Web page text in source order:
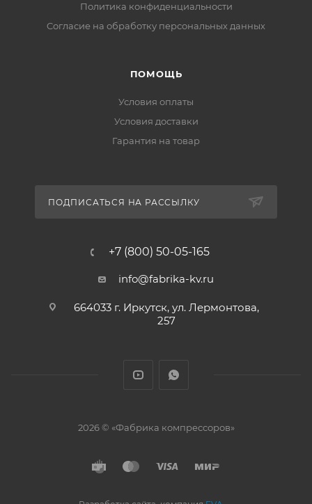
Политика конфиденциальности
Cогласие на обработку персональных данных
ПОМОЩЬ
Условия оплаты
Условия доставки
Гарантия на товар
ПОДПИСАТЬСЯ НА РАССЫЛКУ
+7 (800) 50-05-165
info@fabrika-kv.ru
664033 г. Иркутск, ул. Лермонтова,
257
2026 © «Фабрика компрессоров»